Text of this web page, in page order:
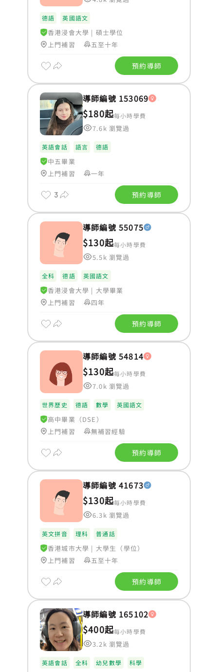
德語 英國語文
香港浸會大學 | 碩士學位
上門補習
五至十年
預約導師
導師編號 153069
$180起每小時學費
7.6k 瀏覽過
英語會話 語言 德語
中五畢業
上門補習
一年
3 預約導師
導師編號 55075
$130起每小時學費
5.5k 瀏覽過
全科 德語 英國語文
香港浸會大學 | 大學畢業
上門補習
四年
預約導師
導師編號 54814
$130起每小時學費
7.0k 瀏覽過
世界歷史 德語 數學 英國語文
高中畢業（DSE）
上門補習
無補習經驗
預約導師
導師編號 41673
$130起每小時學費
6.3k 瀏覽過
英文拼音 理科 普通話
香港城市大學 | 大學生（學位）
上門補習
五至十年
預約導師
導師編號 165102
$400起每小時學費
3.2k 瀏覽過
英語會話 全科 幼兒數學 科學